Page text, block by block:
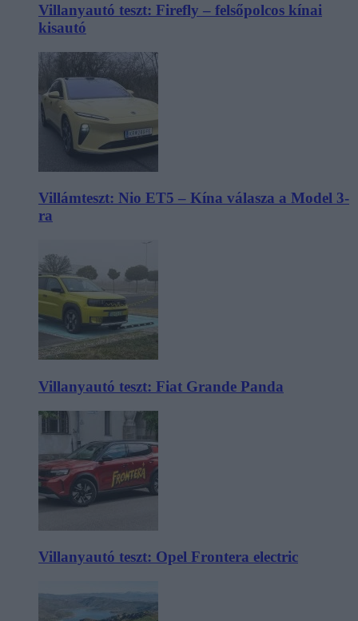
Villanyautó teszt: Firefly – felsőpolcos kínai
kisautó
Villámteszt: Nio ET5 – Kína válasza a Model 3-
ra
Villanyautó teszt: Fiat Grande Panda
Villanyautó teszt: Opel Frontera electric